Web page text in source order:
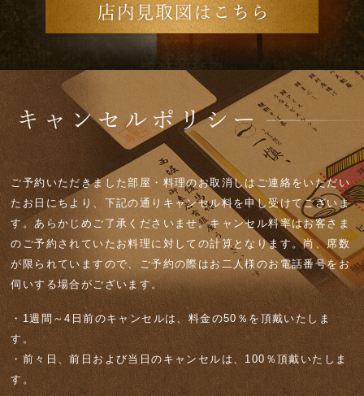
ご予約いただきました部屋・料理のお取消しはご連絡をいただい
たお日にちより、下記の通りキャンセル料を申し受けてございま
す。あらかじめご了承くださいませ。キャンセル料率はお客さま
のご予約されていたお料理に対しての計算となります。尚、席数
が限られていますので、ご予約の際はお二人様のお電話番号をお
伺いする場合がございます。
・1週間～4日前のキャンセルは、料金の50％を頂戴いたしま
す。
・前々日、前日および当日のキャンセルは、100％頂戴いたしま
す。